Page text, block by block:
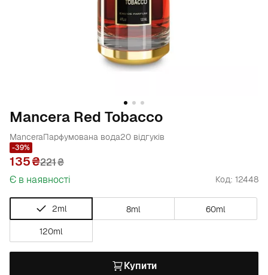
Mancera Red Tobacco
ManceraПарфумована вода20 відгуків
-39%
135 221₴
Є в наявності
Код: 12448
2ml 8ml 60ml
120ml
Купити